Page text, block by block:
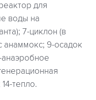
для
воды на
7-циклон (в
анаммокс; 9-осадок
тепло.